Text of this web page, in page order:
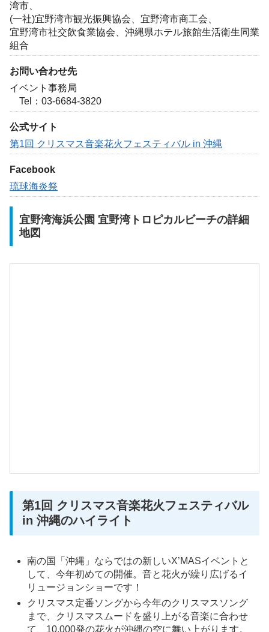
湾市、
(一社)宜野湾市観光振興協会、宜野湾市商工会、
宜野湾市社交飲食業協会、沖縄県ホテル旅館生活衛生同業
組合
お問い合わせ先
イベント事務局
Tel：03-6684-3820
公式サイト
第1回 クリスマス音楽花火フェスティバル in 沖縄
Facebook
琉球海炎祭
宜野湾海浜公園 宜野湾トロピカルビーチの詳細
地図
第1回 クリスマス音楽花火フェスティバル
in 沖縄のハイライト
南の国「沖縄」ならではの新しいX’MASイベントと
して、今年初めての開催。音と花火が繰り広げるイ
リュージョンショーです！
クリスマス定番ソングから今年のクリスマスソング
まで、クリスマスムードを盛り上がる音楽に合わせ
て、10,000発の花火が沖縄の空に舞い上がります。